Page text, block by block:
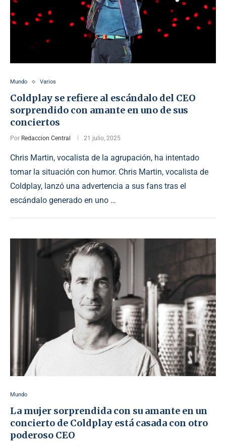
Mundo Varios
Coldplay se refiere al escándalo del CEO
sorprendido con amante en uno de sus
conciertos
Por Redaccion Central 21 julio, 2025
Chris Martin, vocalista de la agrupación, ha intentado
tomar la situación con humor. Chris Martin, vocalista de
Coldplay, lanzó una advertencia a sus fans tras el
escándalo generado en uno …
Mundo
La mujer sorprendida con su amante en un
concierto de Coldplay está casada con otro
poderoso CEO